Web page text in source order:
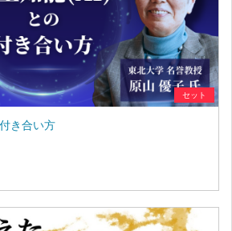
セット
き合い方